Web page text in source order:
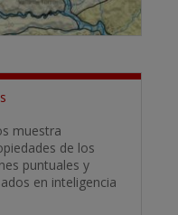
muestra
de los
puntuales y
en inteligencia